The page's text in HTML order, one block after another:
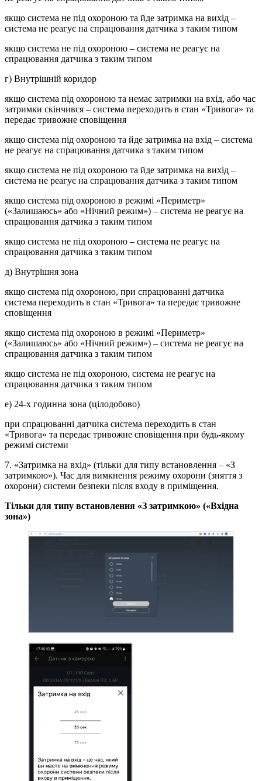
якщо система не під охороною та йде затримка на вихід –
система не реагує на спрацювання датчика з таким типом
якщо система не під охороною – система не реагує на
спрацювання датчика з таким типом
г) Внутрішній коридор
якщо система під охороною та немає затримки на вхід, або час
затримки скінчився – система переходить в стан «Тривога» та
передає тривожне сповіщення
якщо система під охороною та йде затримка на вхід – система
не реагує на спрацювання датчика з таким типом
якщо система не під охороною та йде затримка на вихід –
система не реагує на спрацювання датчика з таким типом
якщо система під охороною в режимі «Периметр»
(«Залишаюсь» або «Нічний режим») – система не реагує на
спрацювання датчика з таким типом
якщо система не під охороною – система не реагує на
спрацювання датчика з таким типом
д) Внутрішня зона
якщо система під охороною, при спрацюванні датчика
система переходить в стан «Тривога» та передає тривожне
сповіщення
якщо система під охороною в режимі «Периметр»
(«Залишаюсь» або «Нічний режим») – система не реагує на
спрацювання датчика з таким типом
якщо система не під охороною, система не реагує на
спрацювання датчика з таким типом
е) 24-х годинна зона (цілодобово)
при спрацюванні датчика система переходить в стан
«Тривога» та передає тривожне сповіщення при будь-якому
режимі системи
7. «Затримка на вхід» (тільки для типу встановлення – «З
затримкою»). Час для вимкнення режиму охорони (зняття з
охорони) системи безпеки після входу в приміщення.
Тільки для типу встановлення «З затримкою» («Вхідна
зона»)